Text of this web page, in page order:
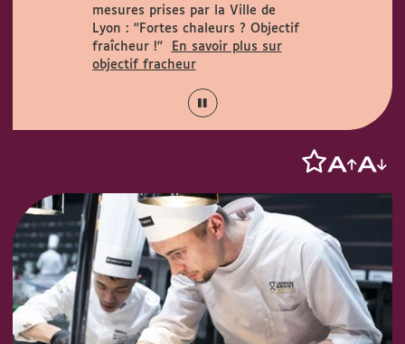
mesures prises par la Ville de
Lyon : "Fortes chaleurs ? Objectif
fraîcheur !"
En savoir plus sur
objectif fracheur